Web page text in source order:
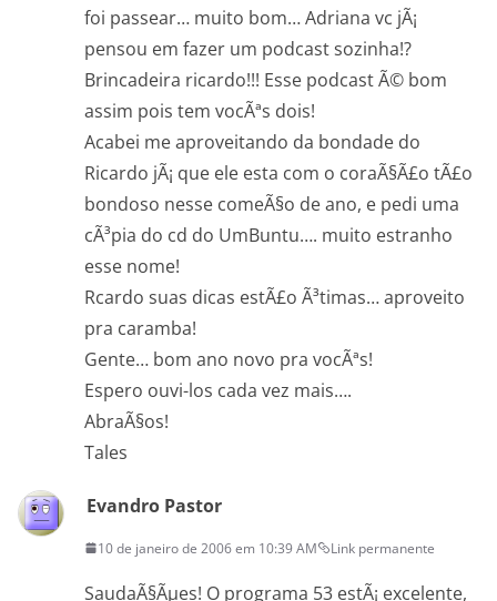
foi passear… muito bom… Adriana vc jÃ¡
pensou em fazer um podcast sozinha!?
Brincadeira ricardo!!! Esse podcast Ã© bom
assim pois tem vocÃªs dois!
Acabei me aproveitando da bondade do
Ricardo jÃ¡ que ele esta com o coraÃ§Ã£o tÃ£o
bondoso nesse comeÃ§o de ano, e pedi uma
cÃ³pia do cd do UmBuntu…. muito estranho
esse nome!
Rcardo suas dicas estÃ£o Ã³timas… aproveito
pra caramba!
Gente… bom ano novo pra vocÃªs!
Espero ouvi-los cada vez mais….
AbraÃ§os!
Tales
Evandro Pastor
10 de janeiro de 2006 em 10:39 AM Link permanente
SaudaÃ§Ãµes! O programa 53 estÃ¡ excelente,